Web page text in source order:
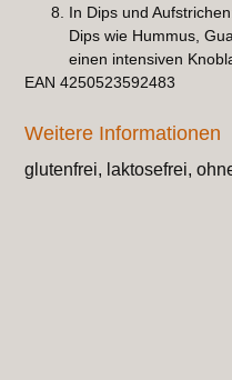
In Dips und
Dips wie Hummus,
einen intensiven
EAN 4250523592483
Weitere Informationen
glutenfrei, laktosefrei,